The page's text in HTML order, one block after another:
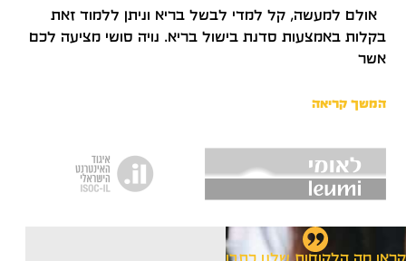
אולם למעשה, קל למדי לבשל בריא וניתן ללמוד זאת
בקלות באמצעות סדנת בישול בריא. נויה סושי מציעה לכם
אשר
המשך קריאה